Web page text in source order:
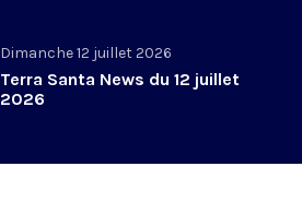
Dimanche 12 juillet 2026
Terra Santa News du 12 juillet
2026